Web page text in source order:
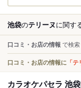
池袋のテリーヌに関す
口コミ・お店の情報 で検索
口コミ・お店の情報に 「テ
カラオケパセラ 池